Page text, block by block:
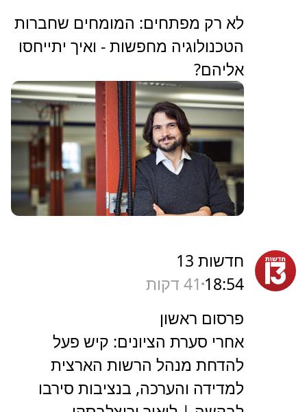
‏לא רק מפתחים: המומחים שחברות
הטכנולוגיה מחפשות - ואיך יתייחסו
אליהם?
חדשות 13
18:54 41 דקות
פרסום ראשון
אחרי סערת הציונים: קיש פעל
להדחת מנהל הרשות הארצית
למדידה והערכה, בנציבות סירבו